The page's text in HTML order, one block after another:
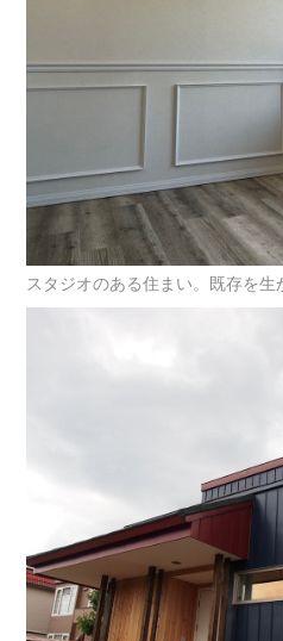
スタジオのある住まい。既存を生